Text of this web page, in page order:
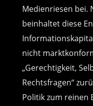
Medienriesen bei.
beinhaltet diese
nicht
„Gerechtigkeit,
Rechtsfragen“
Politik zum reinen